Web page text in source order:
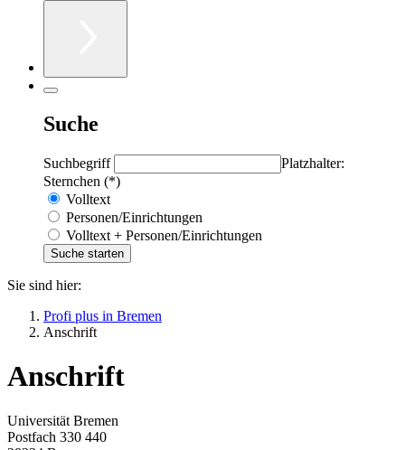
Suche
Suchbegriff
Platzhalter:
Sternchen (*)
Volltext
Personen/Einrichtungen
Volltext + Personen/Einrichtungen
Sie sind hier:
Profi plus in Bremen
Anschrift
Anschrift
Universität Bremen
Postfach 330 440